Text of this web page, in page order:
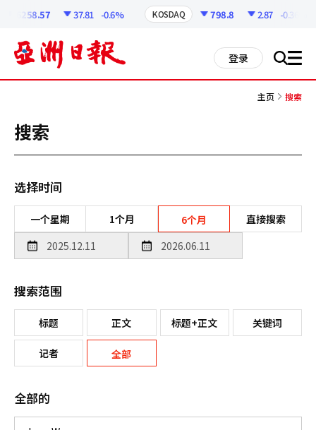
6258.57 37.81 -0.6% KOSDAQ 798.8 2.87 -0.36%
登录 搜 all
主页 搜索
搜索
选择时间
一个星期 1个月 6个月 直接搜索
搜索范围
标题 正文 标题+正文 关键词
记者 全部
全部的